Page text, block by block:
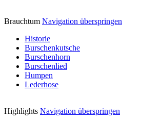
Brauchtum Navigation überspringen
Historie
Burschenkutsche
Burschenhorn
Burschenlied
Humpen
Lederhose
Highlights Navigation überspringen